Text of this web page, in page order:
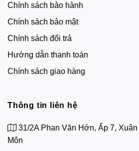
Chính sách bảo hành
Chính sách bảo mật
Chính sách đổi trả
Hướng dẫn thanh toán
Chính sách giao hàng
Thông tin liên hệ
31/2A Phan Văn Hớn, Ấp 7,
Môn